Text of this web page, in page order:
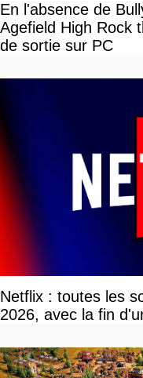
En l'absence de
Agefield High Rock
de sortie sur PC
Netflix : toutes les
2026, avec la fin